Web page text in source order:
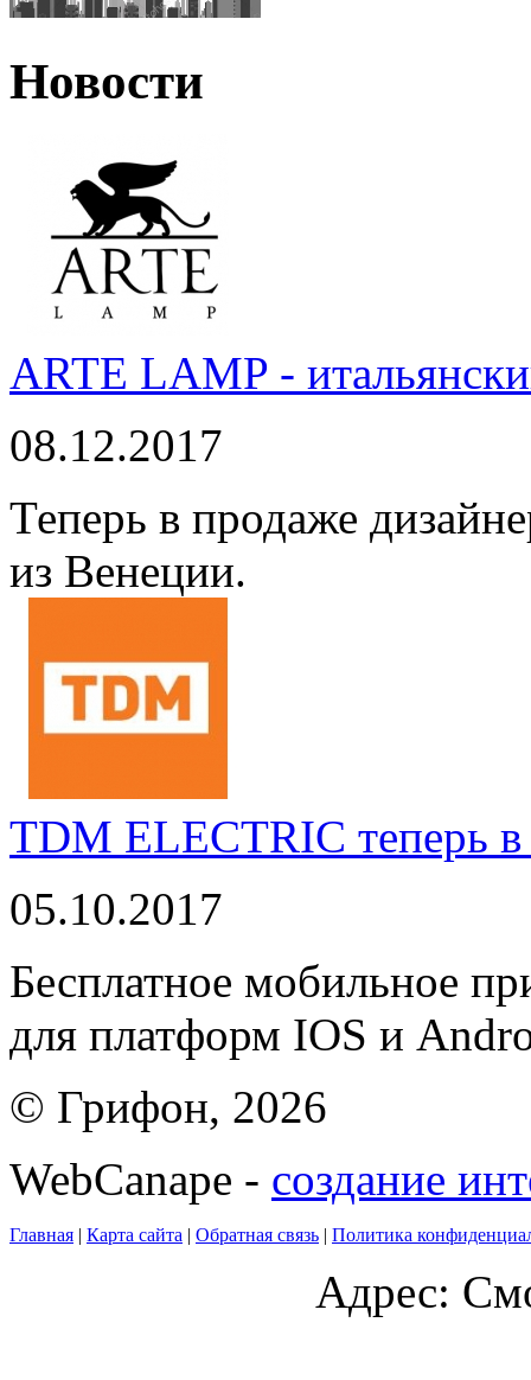
Новости
ARTE LAMP -
08.12.2017
Теперь в продаже
из Венеции.
TDM ELECTRIC теперь
05.10.2017
Бесплатное мобильное
для платформ IOS и
© Грифон, 2026
WebCanape - создание
Главная | Карта сайта | Обратная связь | Политика
Адрес: